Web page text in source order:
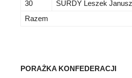
30 SURDY Leszek Janusz
Razem
PORAŻKA KONFEDERACJI